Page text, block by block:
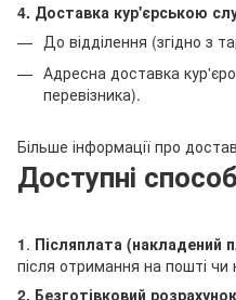
4. Доставка кур'єрською
До відділення (згідно з
Адресна доставка
перевізника).
Більше інформації про
Доступні
1. Післяплата (накладений
після отримання на пошті чи
2. Безготівковий